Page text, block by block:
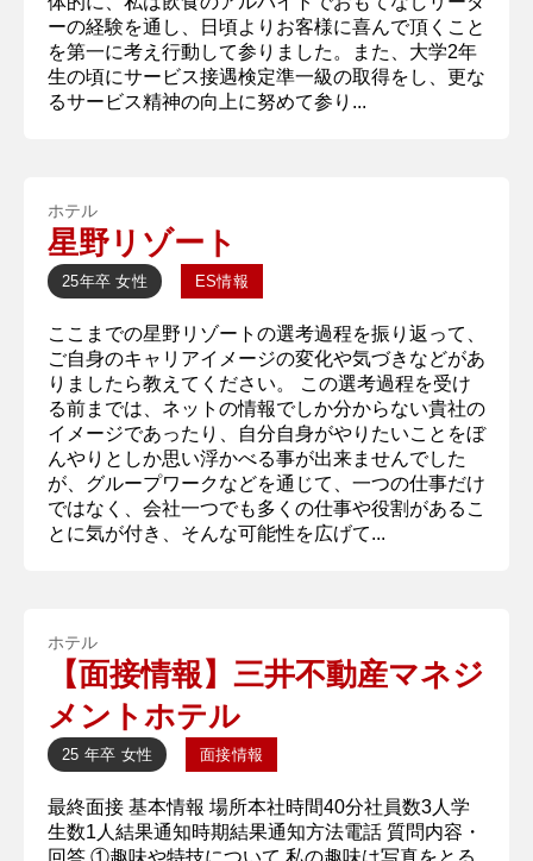
ーの経験を通し、日頃よりお客様に喜んで頂くこと
を第一に考え行動して参りました。また、大学2年
生の頃にサービス接遇検定準一級の取得をし、更な
るサービス精神の向上に努めて参り...
ホテル
星野リゾート
25年卒 女性 ES情報
ここまでの星野リゾートの選考過程を振り返って、
ご自身のキャリアイメージの変化や気づきなどがあ
りましたら教えてください。 この選考過程を受け
る前までは、ネットの情報でしか分からない貴社の
イメージであったり、自分自身がやりたいことをぼ
んやりとしか思い浮かべる事が出来ませんでした
が、グループワークなどを通じて、一つの仕事だけ
ではなく、会社一つでも多くの仕事や役割があるこ
とに気が付き、そんな可能性を広げて...
ホテル
【面接情報】三井不動産マネジ
メントホテル
25 年卒 女性 面接情報
最終面接 基本情報 場所本社時間40分社員数3人学
生数1人結果通知時期結果通知方法電話 質問内容・
回答 ①趣味や特技について 私の趣味は写真をとる